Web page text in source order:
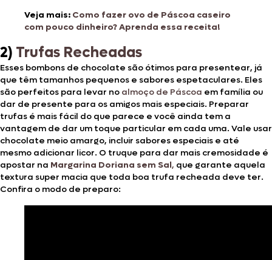
Veja mais: Como fazer ovo de Páscoa caseiro
com pouco dinheiro? Aprenda essa receita!
2) Trufas Recheadas
Esses bombons de chocolate são ótimos para presentear, já
que têm tamanhos pequenos e sabores espetaculares. Eles
são perfeitos para levar no almoço de Páscoa em família ou
dar de presente para os amigos mais especiais. Preparar
trufas é mais fácil do que parece e você ainda tem a
vantagem de dar um toque particular em cada uma. Vale usar
chocolate meio amargo, incluir sabores especiais e até
mesmo adicionar licor. O truque para dar mais cremosidade é
apostar na Margarina Doriana sem Sal, que garante aquela
textura super macia que toda boa trufa recheada deve ter.
Confira o modo de preparo: